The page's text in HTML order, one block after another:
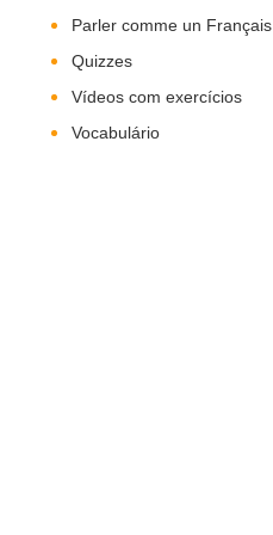
Parler comme un Français
Quizzes
Vídeos com exercícios
Vocabulário